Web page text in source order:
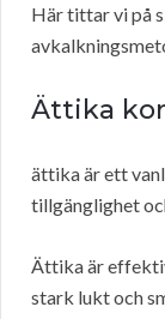
Här tittar vi på
Ättika
ättika är ett
tillgänglighet
Ättika är
stark lukt och